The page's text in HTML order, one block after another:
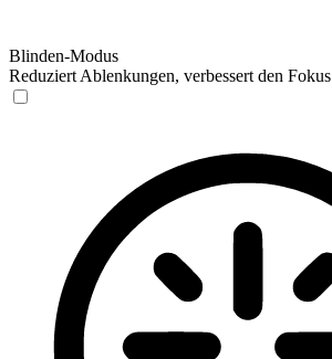
Blinden-Modus
Reduziert Ablenkungen, verbessert den Fokus